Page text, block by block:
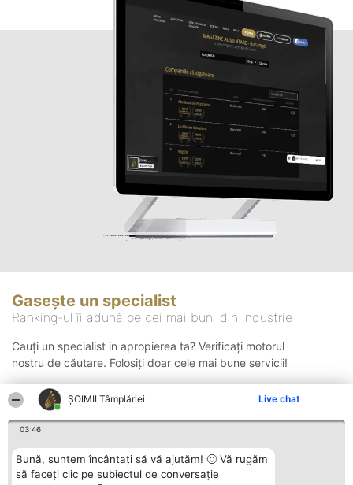
ȘOIMII Tâmplăriei Live chat
03:46
Bună, suntem încântați să vă ajutăm! 🙂 Vă rugăm
să faceți clic pe subiectul de conversație
Gasește un specialist
Ranking-ul îi adună pe cei mai buni din industrie
Cauți un specialist in apropierea ta? Verificați motorul
nostru de căutare. Folosiți doar cele mai bune servicii!